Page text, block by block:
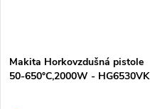
Makita Horkovzdušná pistole
50-650°C,2000W - HG6530VK